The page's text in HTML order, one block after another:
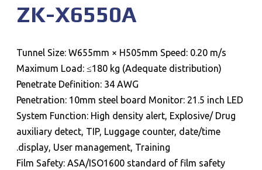
ZK-X6550A
Tunnel Size: W655mm × H505mm Speed: 0.20 m/s
Maximum Load: ≤180 kg (Adequate distribution)
Penetrate Definition: 34 AWG
Penetration: 10mm steel board Monitor: 21.5 inch LED
System Function: High density alert, Explosive/ Drug
auxiliary detect, TIP, Luggage counter, date/time
display, User management, Training.
Film Safety: ASA/ISO1600 standard of film safety